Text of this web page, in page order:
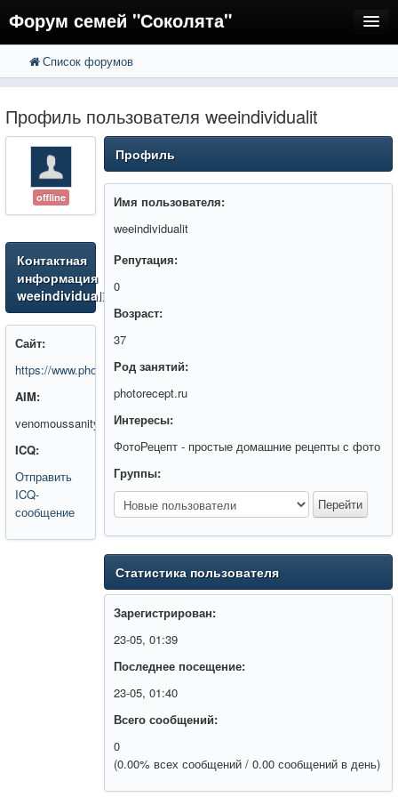
Форум семей "Соколята"
FAQ
Регистрация
Вход
Список форумов
Профиль пользователя weeindividualit
offline
Контактная
информация
weeindividualit
Сайт:
https://www.photorecept.ru
AIM:
venomoussanity0
ICQ:
Отправить
ICQ-
сообщение
Профиль
Имя пользователя:
weeindividualit
Репутация:
0
Возраст:
37
Род занятий:
photorecept.ru
Интересы:
ФотоРецепт - простые домашние рецепты с фото
Группы:
Статистика пользователя
Зарегистрирован:
23-05, 01:39
Последнее посещение:
23-05, 01:40
Всего сообщений:
0
(0.00% всех сообщений / 0.00 сообщений в день)